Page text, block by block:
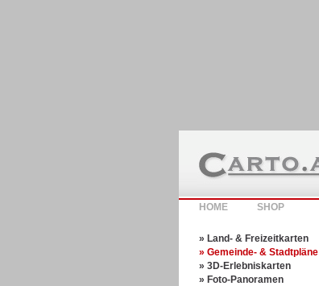
HOME SHOP
» Land- & Freizeitkarten
» Gemeinde- & Stadtpläne
» 3D-Erlebniskarten
» Foto-Panoramen